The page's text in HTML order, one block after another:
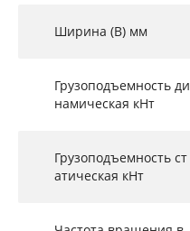
Ширина (B) мм
Грузоподъемность ди
намическая кНт
Грузоподъемность ст
атическая кНт